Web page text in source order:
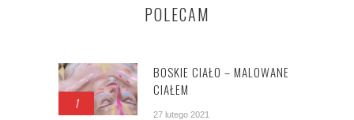
POLECAM
1
BOSKIE CIAŁO – MALOWANE
CIAŁEM
27 lutego 2021